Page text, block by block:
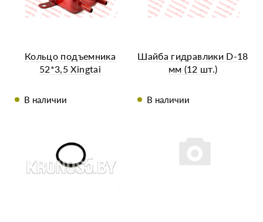
Кольцо подъемника
52*3,5 Xingtai
В наличии
Шайба гидравлики D-18
мм (12 шт.)
В наличии